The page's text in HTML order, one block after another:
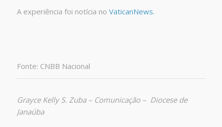
A experiência foi notícia no VaticanNews.
Fonte: CNBB Nacional
Grayce Kelly S. Zuba – Comunicação – Diocese de
Janaúba